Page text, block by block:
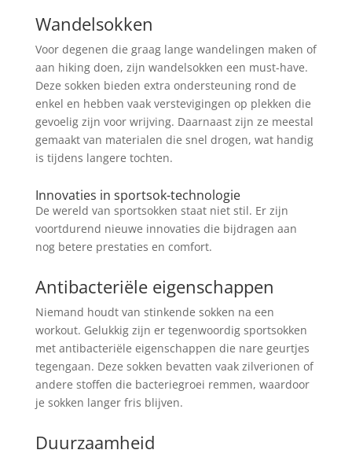
Wandelsokken
Voor degenen die graag lange wandelingen maken of
aan hiking doen, zijn wandelsokken een must-have.
Deze sokken bieden extra ondersteuning rond de
enkel en hebben vaak verstevigingen op plekken die
gevoelig zijn voor wrijving. Daarnaast zijn ze meestal
gemaakt van materialen die snel drogen, wat handig
is tijdens langere tochten.
Innovaties in sportsok-technologie
De wereld van sportsokken staat niet stil. Er zijn
voortdurend nieuwe innovaties die bijdragen aan
nog betere prestaties en comfort.
Antibacteriële eigenschappen
Niemand houdt van stinkende sokken na een
workout. Gelukkig zijn er tegenwoordig sportsokken
met antibacteriële eigenschappen die nare geurtjes
tegengaan. Deze sokken bevatten vaak zilverionen of
andere stoffen die bacteriegroei remmen, waardoor
je sokken langer fris blijven.
Duurzaamheid